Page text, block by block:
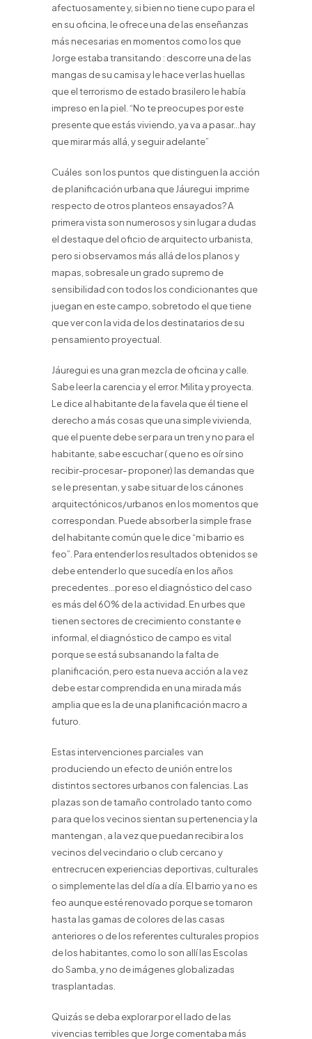
afectuosamente y, si bien no tiene cupo para el
en su oficina, le ofrece una de las enseñanzas
más necesarias en momentos como los que
Jorge estaba transitando : descorre una de las
mangas de su camisa y le hace ver las huellas
que el terrorismo de estado brasilero le había
impreso en la piel. “No te preocupes por este
presente que estás viviendo, ya va a pasar…hay
que mirar más allá, y seguir adelante”
Cuáles son los puntos que distinguen la acción
de planificación urbana que Jáuregui imprime
respecto de otros planteos ensayados? A
primera vista son numerosos y sin lugar a dudas
el destaque del oficio de arquitecto urbanista,
pero si observamos más allá de los planos y
mapas, sobresale un grado supremo de
sensibilidad con todos los condicionantes que
juegan en este campo, sobretodo el que tiene
que ver con la vida de los destinatarios de su
pensamiento proyectual.
Jáuregui es una gran mezcla de oficina y calle.
Sabe leer la carencia y el error. Milita y proyecta.
Le dice al habitante de la favela que él tiene el
derecho a más cosas que una simple vivienda,
que el puente debe ser para un tren y no para el
habitante, sabe escuchar ( que no es oír sino
recibir-procesar- proponer) las demandas que
se le presentan, y sabe situar de los cánones
arquitectónicos/urbanos en los momentos que
correspondan. Puede absorber la simple frase
del habitante común que le dice “mi barrio es
feo”. Para entender los resultados obtenidos se
debe entender lo que sucedía en los años
precedentes…por eso el diagnóstico del caso
es más del 60% de la actividad. En urbes que
tienen sectores de crecimiento constante e
informal, el diagnóstico de campo es vital
porque se está subsanando la falta de
planificación, pero esta nueva acción a la vez
debe estar comprendida en una mirada más
amplia que es la de una planificación macro a
futuro.
Estas intervenciones parciales van
produciendo un efecto de unión entre los
distintos sectores urbanos con falencias. Las
plazas son de tamaño controlado tanto como
para que los vecinos sientan su pertenencia y la
mantengan , a la vez que puedan recibir a los
vecinos del vecindario o club cercano y
entrecrucen experiencias deportivas, culturales
o simplemente las del día a día. El barrio ya no es
feo aunque esté renovado porque se tomaron
hasta las gamas de colores de las casas
anteriores o de los referentes culturales propios
de los habitantes, como lo son allí las Escolas
do Samba, y no de imágenes globalizadas
trasplantadas.
Quizás se deba explorar por el lado de las
vivencias terribles que Jorge comentaba más